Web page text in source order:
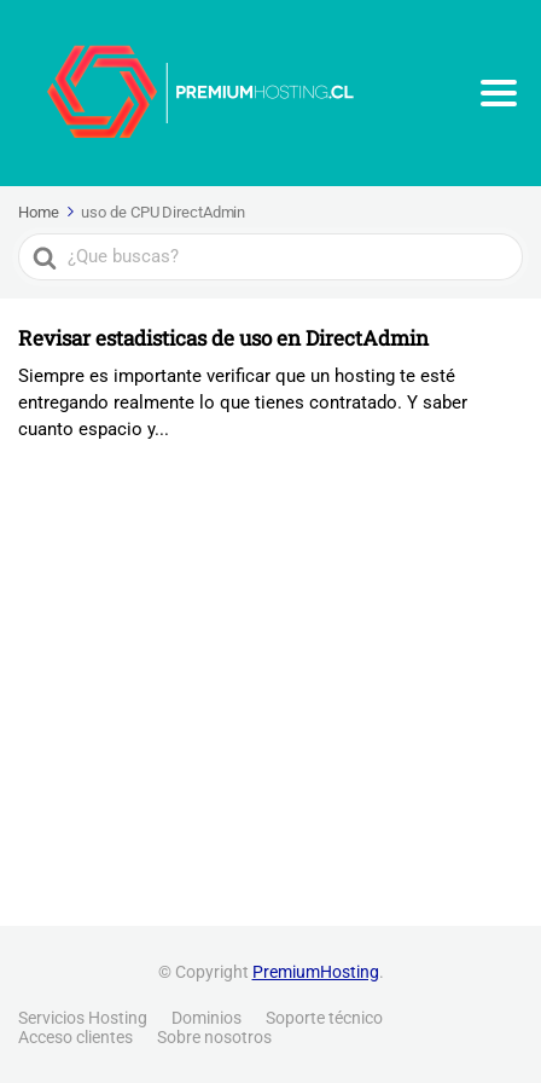
Home uso de CPU DirectAdmin
Search
For
Revisar estadisticas de uso en DirectAdmin
Siempre es importante verificar que un hosting te esté
entregando realmente lo que tienes contratado. Y saber
cuanto espacio y...
© Copyright PremiumHosting.
Servicios Hosting Dominios
Soporte técnico
Acceso clientes
Sobre nosotros